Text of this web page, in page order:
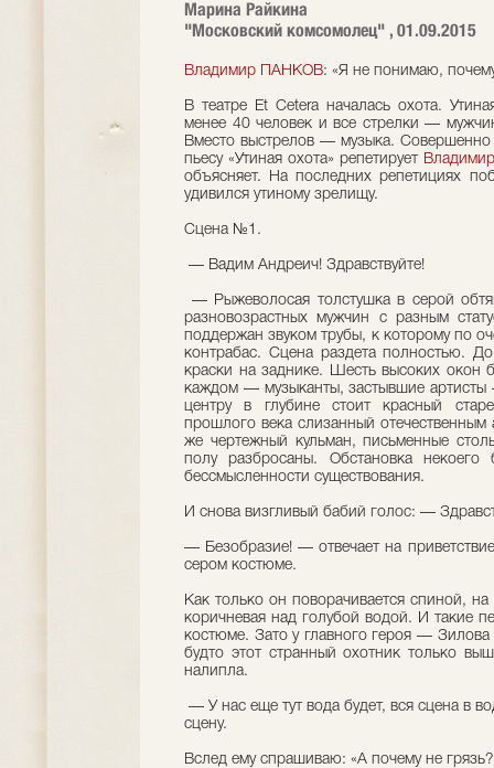
Марина Райкина
"Московский комсомолец" , 01.09.2015
Владимир ПАНКОВ: «Я не понимаю,
В театре Et Cetera началась охота.
менее 40 человек и все стрелки —
Вместо выстрелов — музыка.
пьесу «Утиная охота» репетирует
объясняет. На последних репетициях
удивился утиному зрелищу.
Сцена №1.
— Вадим Андреич! Здравствуйте!
— Рыжеволосая толстушка в серой
разновозрастных мужчин с разным
поддержан звуком трубы, к которому по
контрабас. Сцена раздета полностью.
краски на заднике. Шесть высоких окон
каждом — музыканты, застывшие
центру в глубине стоит красный
прошлого века слизанный отечественным
же чертежный кульман, письменные
полу разбросаны. Обстановка некоего
бессмысленности существования.
И снова визгливый бабий голос: —
— Безобразие! — отвечает на
сером костюме.
Как только он поворачивается спиной,
коричневая над голубой водой. И такие
костюме. Зато у главного героя —
будто этот странный охотник только
налипла.
— У нас еще тут вода будет, вся сцена в
сцену.
Вслед ему спрашиваю: «А почему не